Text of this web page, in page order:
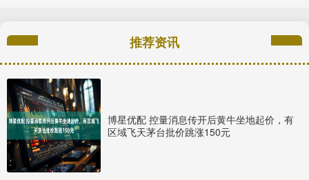
推荐资讯
博星优配 控量消息传开后黄牛坐地起价，有
区域飞天茅台批价跳涨150元